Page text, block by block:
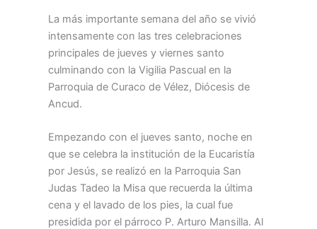
La más importante semana del año se vivió
intensamente con las tres celebraciones
principales de jueves y viernes santo
culminando con la Vigilia Pascual en la
Parroquia de Curaco de Vélez, Diócesis de
Ancud.
Empezando con el jueves santo, noche en
que se celebra la institución de la Eucaristía
por Jesús, se realizó en la Parroquia San
Judas Tadeo la Misa que recuerda la última
cena y el lavado de los pies, la cual fue
presidida por el párroco P. Arturo Mansilla. Al